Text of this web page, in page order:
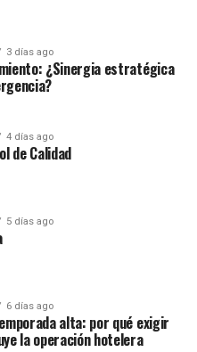
3 días ago
¿Sinergia estratégica
4 días ago
de Calidad
5 días ago
6 días ago
alta: por qué exigir
la operación hotelera